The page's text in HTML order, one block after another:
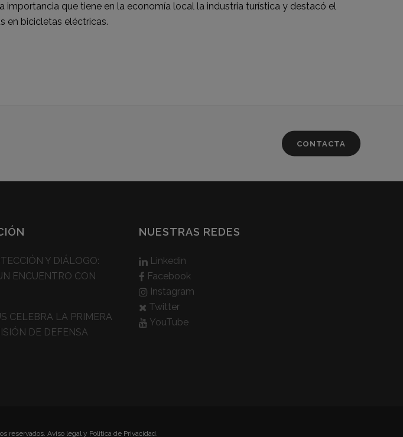
importancia que tiene en la economía local la industria turística y destacó el
en bicicletas eléctricas.
CONTACTA
Y DIÁLOGO:
ENCUENTRO CON
CELEBRA LA PRIMERA
DE DEFENSA
NUESTRAS REDES
Linkedin
Facebook
Instagram
Twitter
YouTube
reservados. Aviso legal y Politica de Privacidad.